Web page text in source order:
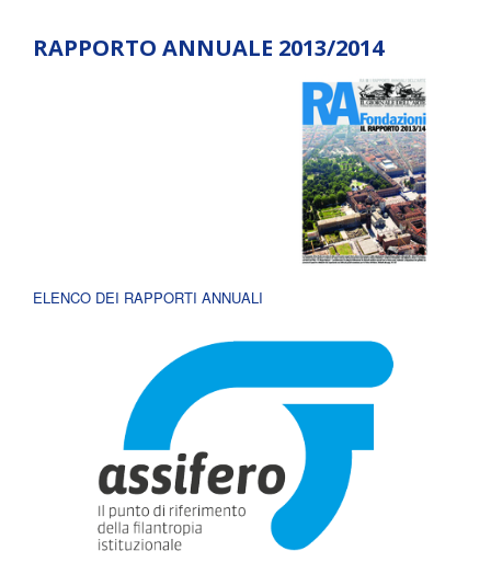
RAPPORTO ANNUALE 2013/2014
ELENCO DEI RAPPORTI ANNUALI